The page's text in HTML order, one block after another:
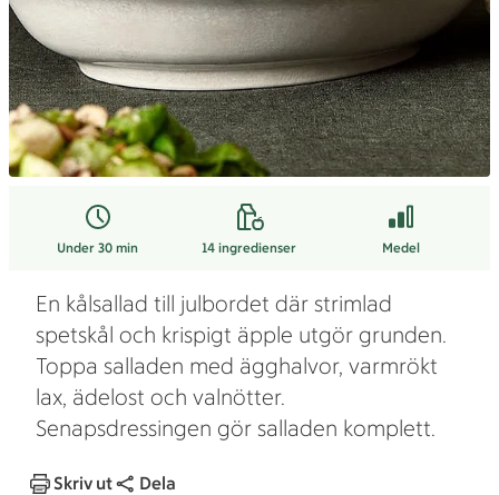
Under 30 min 14ingredienser Medel
En kålsallad till julbordet där strimlad
spetskål och krispigt äpple utgör grunden.
Toppa salladen med ägghalvor, varmrökt
lax, ädelost och valnötter.
Senapsdressingen gör salladen komplett.
Skriv ut Dela